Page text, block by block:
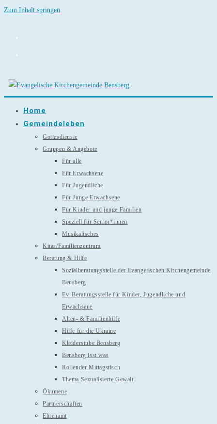
Zum Inhalt springen
Home
Gemeindeleben
Gottesdienste
Gruppen & Angebote
Für alle
Für Erwachsene
Für Jugendliche
Für Junge Erwachsene
Für Kinder und junge Familien
Speziell für Senior*innen
Musikalisches
Kitas/Familienzentrum
Beratung & Hilfe
Sozialberatungsstelle der Evangelischen Kirchengemeinde
Bensberg
Ev. Beratungsstelle für Kinder, Jugendliche und
Erwachsene
Alten- & Familienhilfe
Hilfe für die Ukraine
Kleiderstube Bensberg
Bensberg isst was
Rollender Mittagstisch
Thema Sexualisierte Gewalt
Ökumene
Partnerschaften
Ehrenamt